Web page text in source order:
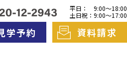
平日：
土日祝：
9:00～18:00
9:00～17:00
学予約 資料請求